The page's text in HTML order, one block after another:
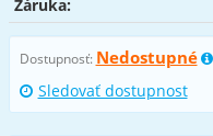
Záruka:
Dostupnosť: Nedostupné
Sledovať dostupnost